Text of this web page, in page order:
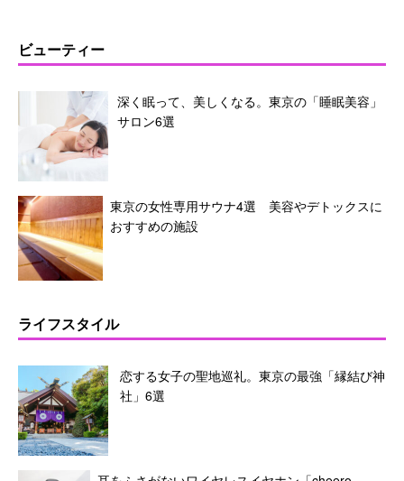
ビューティー
深く眠って、美しくなる。東京の「睡眠美容」
サロン6選
東京の女性専用サウナ4選 美容やデトックスに
おすすめの施設
ライフスタイル
恋する女子の聖地巡礼。東京の最強「縁結び神
社」6選